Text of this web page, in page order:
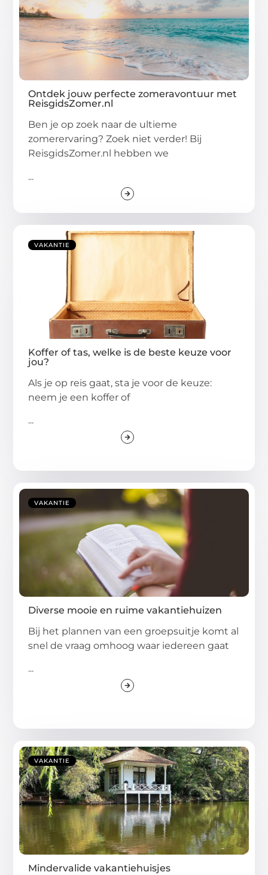
Ontdek jouw perfecte zomeravontuur met
ReisgidsZomer.nl
Ben je op zoek naar de ultieme
zomerervaring? Zoek niet verder! Bij
ReisgidsZomer.nl hebben we
...
VAKANTIE
Koffer of tas, welke is de beste keuze voor
jou?
Als je op reis gaat, sta je voor de keuze:
neem je een koffer of
...
VAKANTIE
Diverse mooie en ruime vakantiehuizen
Bij het plannen van een groepsuitje komt al
snel de vraag omhoog waar iedereen gaat
...
VAKANTIE
Mindervalide vakantiehuisjes